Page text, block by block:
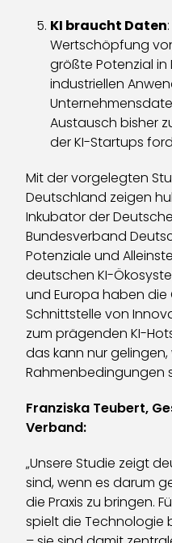
KI braucht Daten
Wertschöpfung
größte Potenzial
industriellen
Austausch bisher
der KI-Startups
Mit der vorgelegten
Deutschland zeigen
Inkubator der
Bundesverband
Potenziale und
deutschen KI-
und Europa haben
Schnittstelle von
zum prägenden KI-
das kann nur
Rahmenbedingungen
Franziska Teubert,
Verband:
„Unsere Studie zeigt
sind, wenn es darum
die Praxis zu bringen.
spielt die Technologie